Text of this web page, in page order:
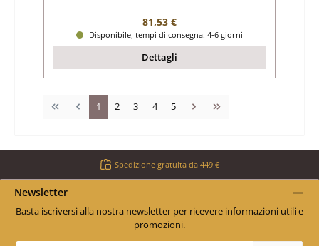
Prezzo normale:
81,53 €
Disponibile, tempi di consegna: 4-6 giorni
Dettagli
Pagina
1 Pagina
2 Pagina
3 Pagina
4 Pagina
5
Spedizione gratuita da 449 €
Newsletter
Basta iscriversi alla nostra newsletter per ricevere informazioni utili e
promozioni.